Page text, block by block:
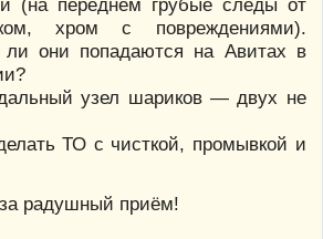
хром с повреждениями).
ли они попадаются на Авитах в
узел шариков — двух не
ТО с чисткой, промывкой и
радушный приём!